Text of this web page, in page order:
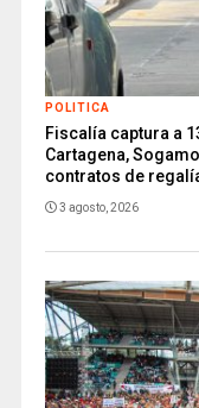
POLITICA
Fiscalía captura a
Cartagena,
contratos de
3 agosto, 2026